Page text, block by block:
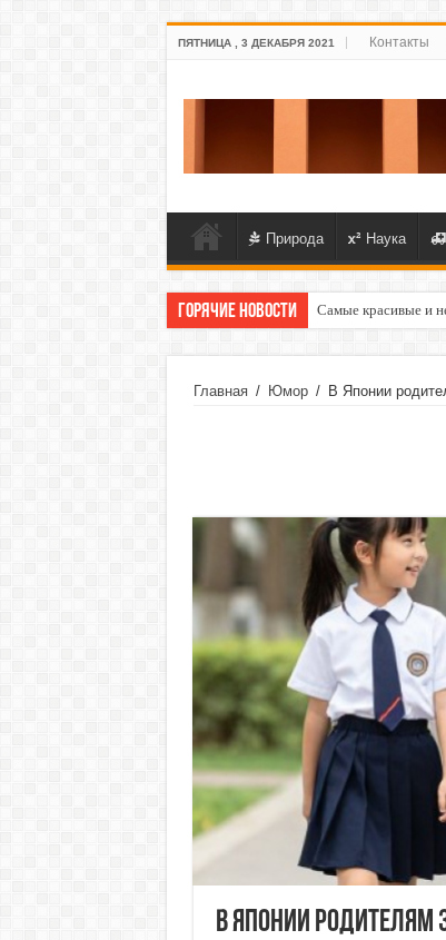
ПЯТНИЦА , 3 ДЕКАБРЯ 2021 Контакты
Природа Наука
Горячие новости Самые красивые и
Главная / Юмор / В Японии
В Японии родителям